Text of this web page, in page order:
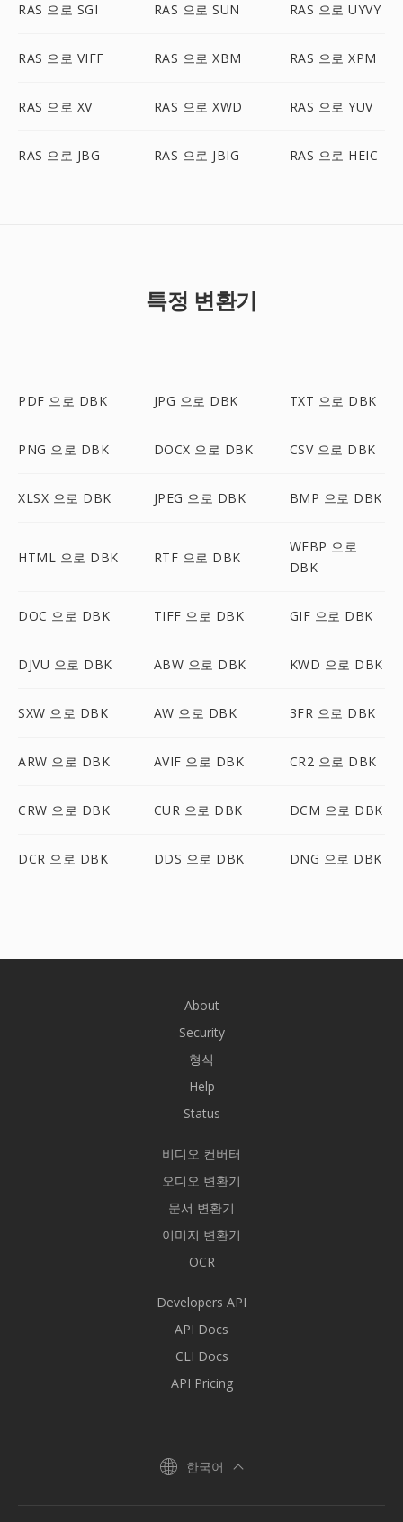
RAS 으로 SGI RAS 으로 SUN RAS 으로 UYVY
RAS 으로 VIFF RAS 으로 XBM RAS 으로 XPM
RAS 으로 XV RAS 으로 XWD RAS 으로 YUV
RAS 으로 JBG RAS 으로 JBIG RAS 으로 HEIC
특정 변환기
PDF 으로 DBK JPG 으로 DBK TXT 으로 DBK
PNG 으로 DBK DOCX 으로 DBK CSV 으로 DBK
XLSX 으로 DBK JPEG 으로 DBK BMP 으로 DBK
HTML 으로 DBK RTF 으로 DBK
WEBP 으로
DBK
DOC 으로 DBK TIFF 으로 DBK GIF 으로 DBK
DJVU 으로 DBK ABW 으로 DBK KWD 으로 DBK
SXW 으로 DBK AW 으로 DBK 3FR 으로 DBK
ARW 으로 DBK AVIF 으로 DBK CR2 으로 DBK
CRW 으로 DBK CUR 으로 DBK DCM 으로 DBK
DCR 으로 DBK DDS 으로 DBK DNG 으로 DBK
About
Security
형식
Help
Status
비디오 컨버터
오디오 변환기
문서 변환기
이미지 변환기
OCR
Developers API
API Docs
CLI Docs
API Pricing
한국어